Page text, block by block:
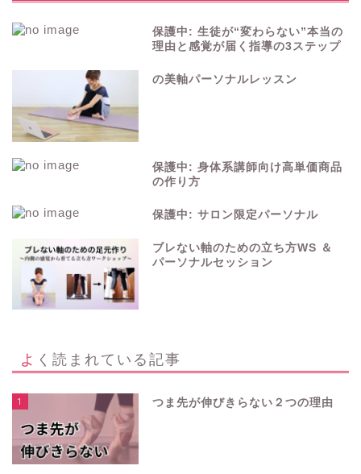
保護中: 生徒が“変わらない”本当の
理由と感覚が届く指導の3ステップ
の美軸パーソナルレッスン
保護中: 身体系講師向け高単価商品
の作り方
保護中: サロン限定パーソナル
ブレない軸のための立ち方WS ＆
パーソナルセッション
よく読まれている記事
1 つま先が伸びきらない２つの理由